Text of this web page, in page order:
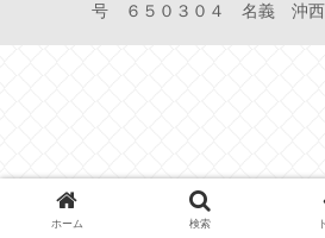
号 ６５０３０４ 名義 沖西
ホーム 検索